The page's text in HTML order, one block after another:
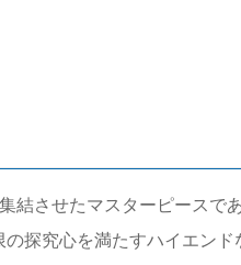
結させたマスターピース
探究心を満たすハイエンド